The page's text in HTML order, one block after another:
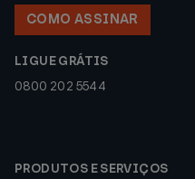
COMO ASSINAR
LIGUE GRÁTIS
0800 202 5544
PRODUTOS E SERVIÇOS